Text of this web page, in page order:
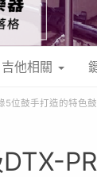
吉他相關
5位鼓手打造的特色